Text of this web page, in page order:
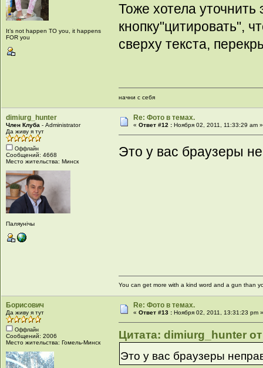
It’s not happen TO you, it happens
FOR you
Тоже хотела
кнопку"цитировать",
сверху текста,
начни с себя
dimiurg_hunter
Член Клуба - Administrator
Да живу я тут
Оффлайн
Сообщений: 4668
Место жительства: Минск
Паляунiчы
Re: Фото в темах.
«Ответ #12 : Ноября 02, 2011, 11:33:29 am »
Это у вас браузеры
You can get more with a kind word and a gun than
Борисович
Да живу я тут
Оффлайн
Сообщений: 2006
Место жительства: Гомель-Минск
Re: Фото в темах.
«Ответ #13 : Ноября 02, 2011, 13:31:23 pm
Цитата: dimiurg_hunter
Это у вас браузеры